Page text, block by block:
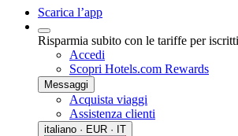
Scarica l’app
Risparmia subito con le tariffe per iscritti
Accedi
Scopri Hotels.com Rewards
Messaggi
Acquista viaggi
Assistenza clienti
italiano · EUR · IT